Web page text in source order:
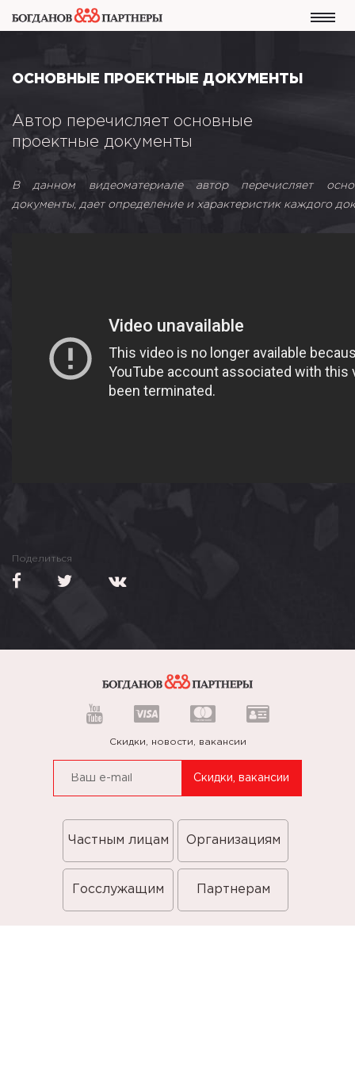
ОСНОВНЫЕ ПРОЕКТНЫЕ ДОКУМЕНТЫ
Автор перечисляет основные
проектные документы
В данном видеоматериале автор перечисляет
документы, дает определение и характеристик каждого
Поделиться
Скидки, новости, вакансии
Частным лицам Организациям
Госслужащим Партнерам